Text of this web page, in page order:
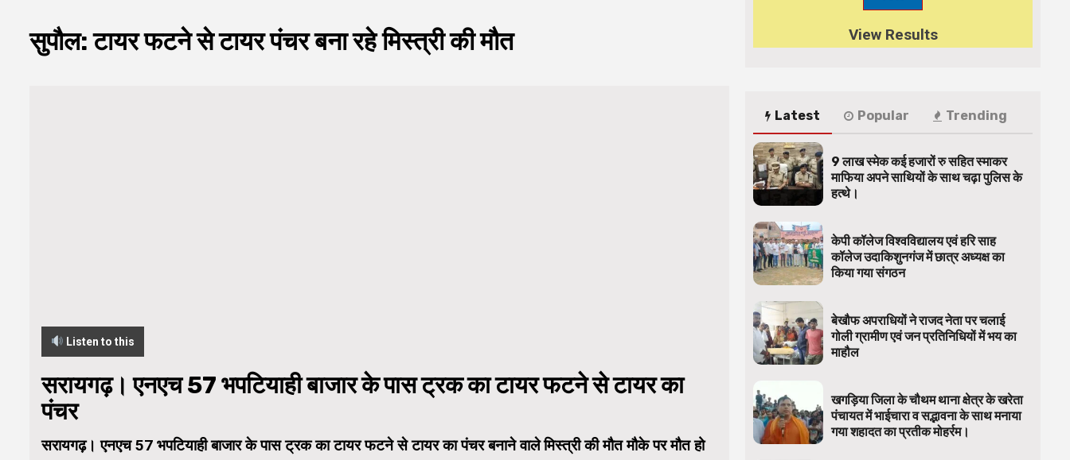
सुपौल: टायर फटने से टायर पंचर बना रहे मिस्त्री की मौत
Listen to this
सरायगढ़। एनएच 57 भपटियाही बाजार के पास ट्रक का टायर फटने से टायर का
पंचर
सरायगढ़। एनएच 57 भपटियाही बाजार के पास ट्रक का टायर फटने से टायर का पंचर बनाने वाले मिस्त्री की मौत मौके पर मौत हो
View Results
Latest Popular Trending
9 लाख स्मेक कई हजारों रु सहित स्माकर
माफिया अपने साथियों के साथ चढ़ा पुलिस के
हत्थे।
केपी कॉलेज विश्वविद्यालय एवं हरि साह
कॉलेज उदाकिशुनगंज में छात्र अध्यक्ष का
किया गया संगठन
बेखौफ अपराधियों ने राजद नेता पर चलाई
गोली ग्रामीण एवं जन प्रतिनिधियों में भय का
माहौल
खगड़िया जिला के चौथम थाना क्षेत्र के खरेता
पंचायत में भाईचारा व सद्भावना के साथ मनाया
गया शहादत का प्रतीक मोहर्रम।